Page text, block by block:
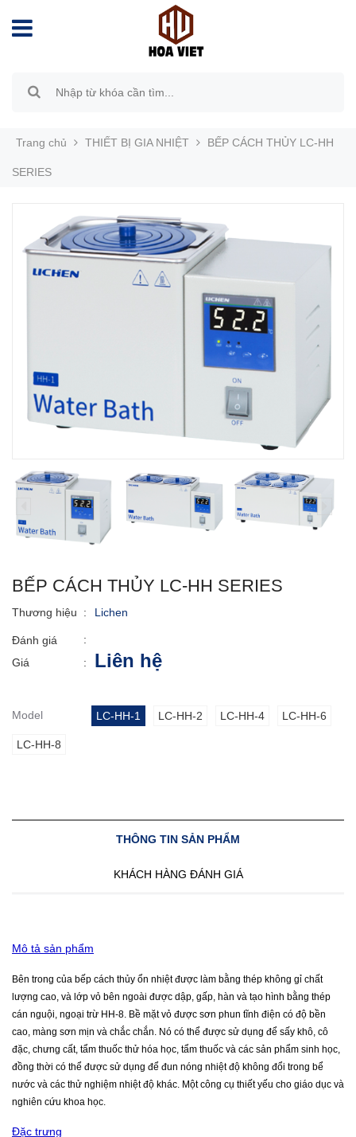
Trang chủ THIẾT BỊ GIA NHIỆT BẾP CÁCH THỦY LC-HH
SERIES
BẾP CÁCH THỦY LC-HH SERIES
Thương hiệu : Lichen
Đánh giá
:
Giá
: Liên hệ
Model LC-HH-1 LC-HH-2 LC-HH-4 LC-HH-6
LC-HH-8
THÔNG TIN SẢN PHẨM
KHÁCH HÀNG ĐÁNH GIÁ
Mô tả sản phẩm
Bên trong của bếp cách thủy ổn nhiệt được làm bằng thép không gỉ chất
lượng cao, và lớp vỏ bên ngoài được dập, gấp, hàn và tạo hình bằng thép
cán nguội, ngoại trừ HH-8. Bề mặt vỏ được sơn phun tĩnh điện có độ bền
cao, màng sơn mịn và chắc chắn. Nó có thể được sử dụng để sấy khô, cô
đặc, chưng cất, tẩm thuốc thử hóa học, tẩm thuốc và các sản phẩm sinh học,
đồng thời có thể được sử dụng để đun nóng nhiệt độ không đổi trong bể
nước và các thử nghiệm nhiệt độ khác. Một công cụ thiết yếu cho giáo dục và
nghiên cứu khoa học.
Đặc trưng